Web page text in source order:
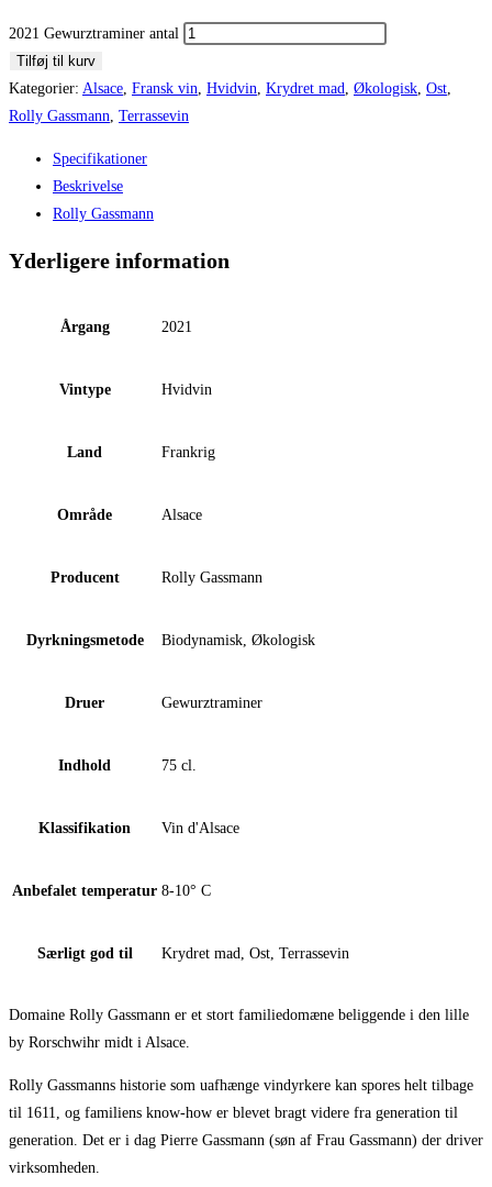
2021 Gewurztraminer antal
Tilføj til kurv
Kategorier: Alsace Fransk vin Hvidvin Krydret mad Økologisk Ost
Rolly Gassmann Terrassevin
Specifikationer
Beskrivelse
Rolly Gassmann
Yderligere information
Årgang 2021
Vintype Hvidvin
Land Frankrig
Område Alsace
Producent Rolly Gassmann
Dyrkningsmetode Biodynamisk, Økologisk
Druer Gewurztraminer
Indhold 75 cl.
Klassifikation Vin d'Alsace
Anbefalet temperatur 8-10° C
Særligt god til Krydret mad, Ost, Terrassevin
Domaine Rolly Gassmann er et stort familiedomæne beliggende i den lille
by Rorschwihr midt i Alsace.
Rolly Gassmanns historie som uafhænge vindyrkere kan spores helt tilbage
til 1611, og familiens know-how er blevet bragt videre fra generation til
generation. Det er i dag Pierre Gassmann (søn af Frau Gassmann) der driver
virksomheden.